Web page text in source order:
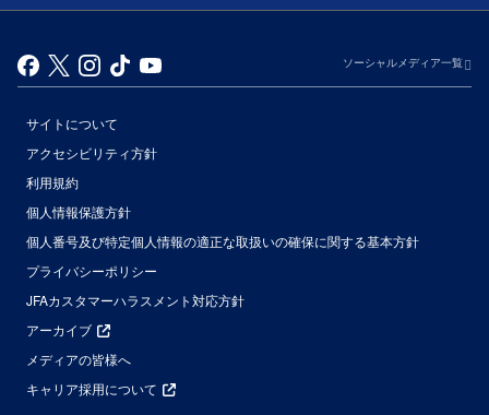
ソーシャルメディア一覧
サイトについて
アクセシビリティ方針
利用規約
個人情報保護方針
個人番号及び特定個人情報の適正な取扱いの確保に関する基本方針
プライバシーポリシー
JFAカスタマーハラスメント対応方針
アーカイブ
メディアの皆様へ
キャリア採用について